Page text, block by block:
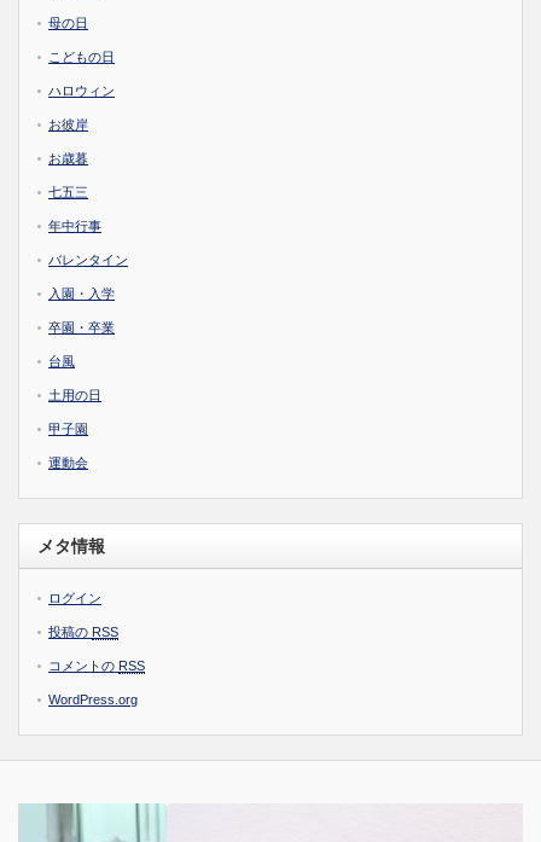
母の日
こどもの日
ハロウィン
お彼岸
お歳暮
七五三
年中行事
バレンタイン
入園・入学
卒園・卒業
台風
土用の日
甲子園
運動会
メタ情報
ログイン
投稿の RSS
コメントの RSS
WordPress.org